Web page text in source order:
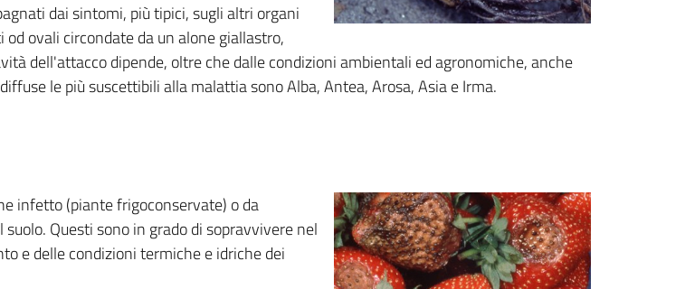
dai sintomi, più tipici, sugli altri organi
ovali circondate da un alone giallastro,
dell'attacco dipende, oltre che dalle condizioni ambientali ed agronomiche, anche
le più suscettibili alla malattia sono Alba, Antea, Arosa, Asia e Irma.
infetto (piante frigoconservate) o da
Questi sono in grado di sopravvivere nel
e delle condizioni termiche e idriche dei